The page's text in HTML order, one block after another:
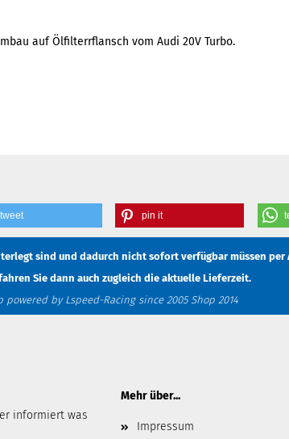
auf Ölfilterrflansch vom Audi 20V Turbo.
tweet pin it
sind und dadurch nicht sofort verfügbar müssen per
Sie dann auch zugleich die aktuelle Lieferzeit.
powered by Lspeed-Racing since 2005 Shop 2014
informiert was
Mehr über...
Impressum